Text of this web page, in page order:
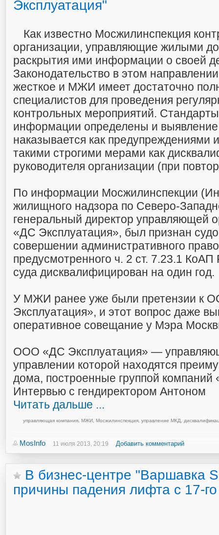
Эксплуатация"
Как известно Мосжилинспекция
организации, управляющие жилыми
раскрытия ими информации о своей
Законодательство в этом
жесткое и МЖИ имеет достаточно
специалистов для проведения
контрольных мероприятий.
информации определены и
наказывается как предупреждениями
такими строгими мерами как
руководителя организации (при
По информации Мосжилинспекции
жилищного надзора по Северо-
генеральный директор управляющей
«ДС Эксплуатация», был признан
совершении административного
предусмотренного ч. 2 ст. 7.23.1
суда дисквалифицирован на один год.
У МЖИ ранее уже были претензии к
Эксплуатация», и этот вопрос даже
оперативное совещание у Мэра
ООО «ДС Эксплуатация» —
управлении которой находятся
дома, построенные группой
Интервью с гендиректором Антоном
Читать дальше ...
управляющая компания, МЖИ, Мосжилинспекция, управление МКД
MosInfo 11 июля 2013, 20:19 Добавить комментарий
В бизнес-центре "Варшавка
причины падения лифта с 17-